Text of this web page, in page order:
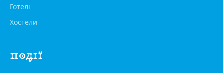
Готелі
Хостели
ПОДІЇ